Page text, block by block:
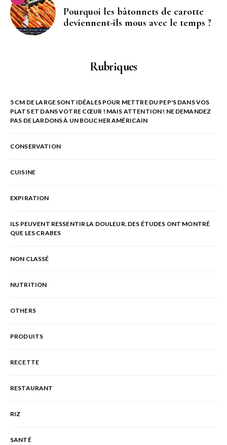
Pourquoi les bâtonnets de carotte
deviennent-ils mous avec le temps ?
Rubriques
5 CM DE LARGE SONT IDÉALES POUR METTRE DU PEP'S DANS VOS
PLATS ET DANS VOTRE CŒUR ! MAIS ATTENTION ! NE DEMANDEZ
PAS DE LARDONS À UN BOUCHER AMÉRICAIN
CONSERVATION
CUISINE
EXPIRATION
ILS PEUVENT RESSENTIR LA DOULEUR. DES ÉTUDES ONT MONTRÉ
QUE LES CRABES
NON CLASSÉ
NUTRITION
OTHERS
PRODUITS
RECETTE
RESTAURANT
RIZ
SANTÉ